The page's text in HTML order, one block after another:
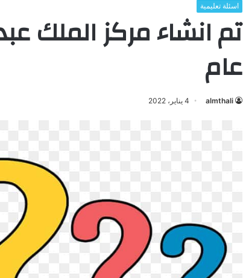
اسئلة تعليمية
تم انشاء مركز الملك
عام
almthali 4 يناير، 2022